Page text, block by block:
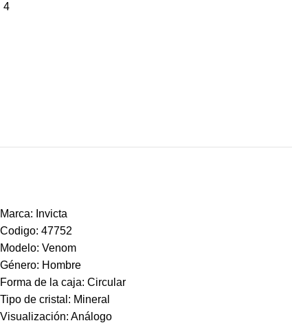
Marca: Invicta
Codigo: 47752
Modelo: Venom
Género: Hombre
Forma de la caja: Circular
Tipo de cristal: Mineral
Visualización: Análogo